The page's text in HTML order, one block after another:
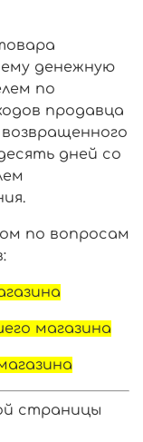
денежную
по
продавца
дней со
по вопросам
магазина
страницы